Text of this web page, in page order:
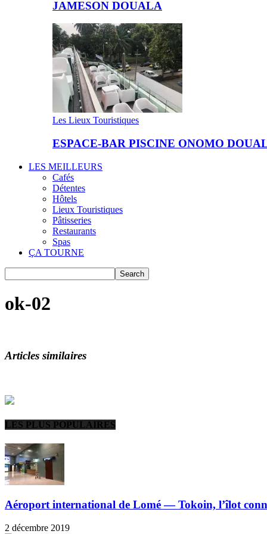
JAMESON DOUALA
Les Lieux Touristiques
ESPACE-BAR PISCINE ONOMO
LES MEILLEURS
Cafés
Détentes
Hôtels
Lieux Touristiques
Pâtisseries
Restaurants
Spas
ÇA TOURNE
ok-02
Articles similaires
LES PLUS POPULAIRES
Aéroport international de Lomé — Tokoin, l’îlot
2 décembre 2019